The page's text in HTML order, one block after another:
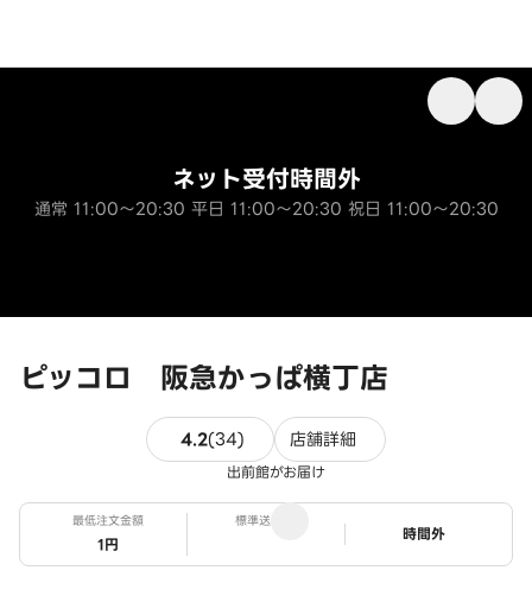
ピッコロ 阪急かっぱ横丁店
ネット受付時間外
通常 11:00～20:30 平日 11:00～20:30 祝日 11:00～20:30
4.2(34) 34件のレビュー
店舗詳細
出前館がお届け
最低注文金額
1円
標準送料
ステータス
時間外